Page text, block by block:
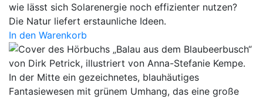
wie lässt sich Solarenergie noch effizienter nutzen?
Die Natur liefert erstaunliche Ideen.
In den Warenkorb